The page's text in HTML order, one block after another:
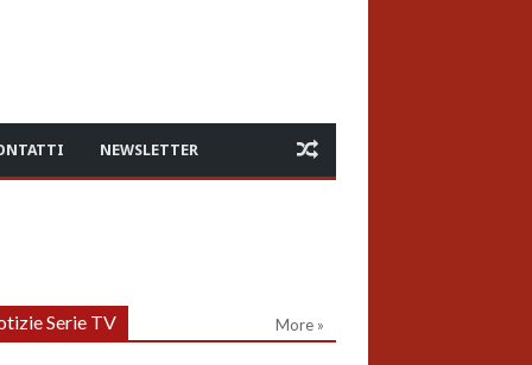
NEWSLETTER
Serie TV More »